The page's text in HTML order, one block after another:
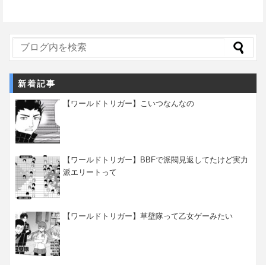
新着記事
【ワールドトリガー】こいつなんなの
【ワールドトリガー】BBFで派閥見返してたけど実力
派エリートって
【ワールドトリガー】草壁隊って乙女ゲーみたい